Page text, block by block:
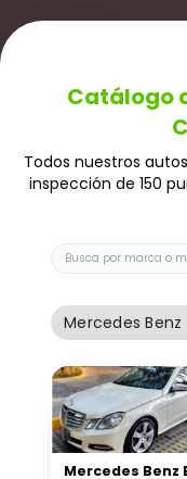
Catálogo
Todos nuestros
inspección de 150
Buscar auto
Mercedes Benz
Mercedes Benz